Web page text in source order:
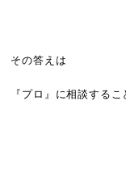
その答えは
『プロ』に相談するこ